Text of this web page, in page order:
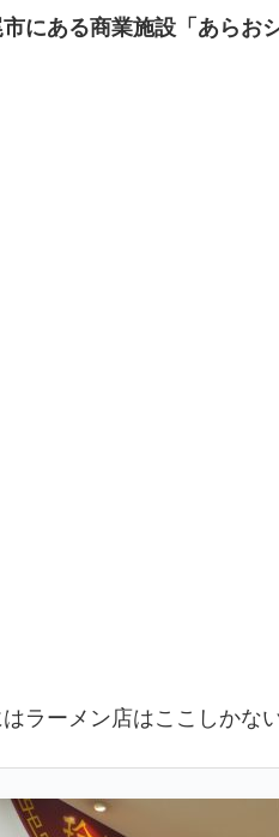
にある商業施設「あらお
ラーメン店はここしかな